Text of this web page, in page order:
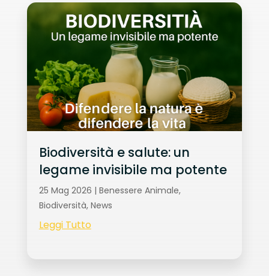
Biodiversità e salute: un
legame invisibile ma potente
25 Mag 2026 | Benessere Animale,
Biodiversità, News
Leggi Tutto